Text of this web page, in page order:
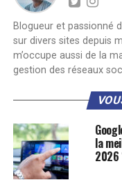
Blogueur et passionné
sur divers sites depuis
m’occupe aussi de la
gestion des réseaux
la
2026